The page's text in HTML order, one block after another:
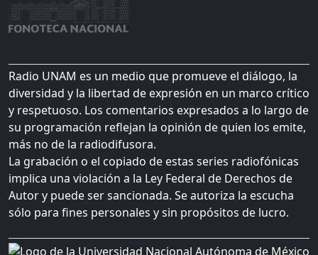
Radio UNAM es un medio que promueve el diálogo, la
diversidad y la libertad de expresión en un marco crítico
y respetuoso. Los comentarios expresados a lo largo de
su programación reflejan la opinión de quien los emite,
más no de la radiodifusora.
La grabación o el copiado de estas series radiofónicas
implica una violación a la Ley Federal de Derechos de
Autor y puede ser sancionada. Se autoriza la escucha
sólo para fines personales y sin propósitos de lucro.